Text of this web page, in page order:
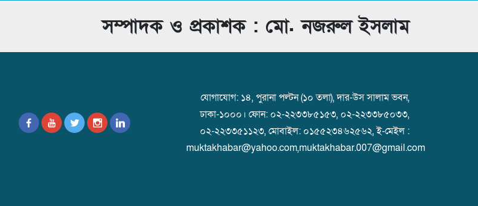
সম্পাদক ও প্রকাশক : মো. নজরুল ইসলাম
যোগাযোগ: ১৪, পুরানা পল্টন (১০ তলা), দার-উস সালাম ভবন,
ঢাকা-১০০০। ফোন: ০২-২২৩৩৮৫১৫৩, ০২-২২৩৩৮৫০৩৩,
০২-২২৩৩৫১১২৩, মোবাইল: ০১৫৫২৩৪৬২৫৬২, ই-মেইল :
muktakhabar@yahoo.com,muktakhabar.007@gmail.com